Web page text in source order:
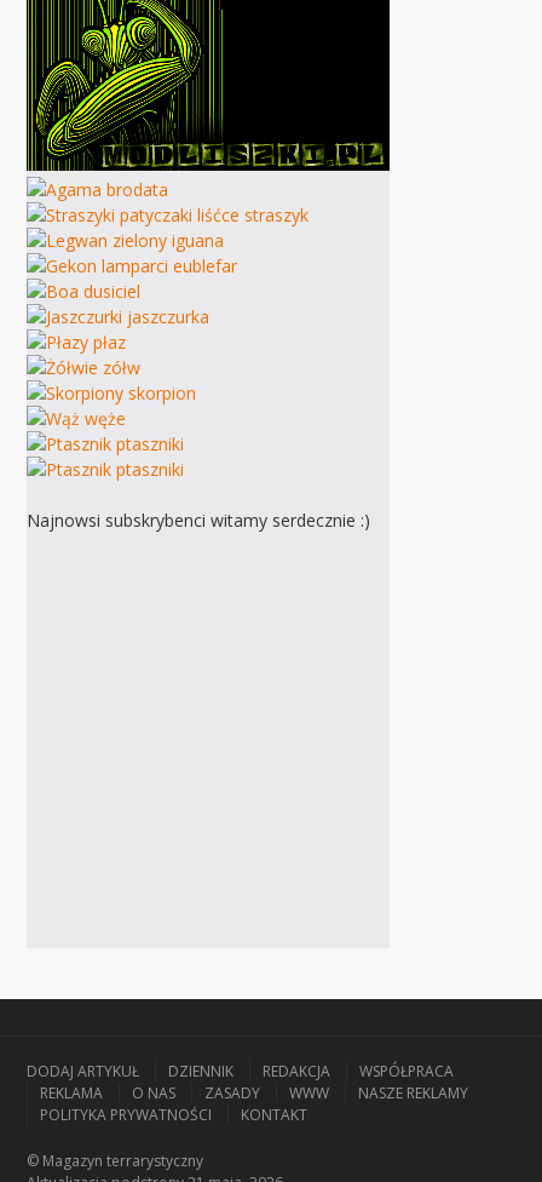
Najnowsi subskrybenci witamy serdecznie :)
DODAJ ARTYKUŁ DZIENNIK REDAKCJA
WSPÓŁPRACA
REKLAMA
O NAS ZASADY WWW
NASZE REKLAMY
POLITYKA PRYWATNOŚCI
KONTAKT
© Magazyn terrarystyczny